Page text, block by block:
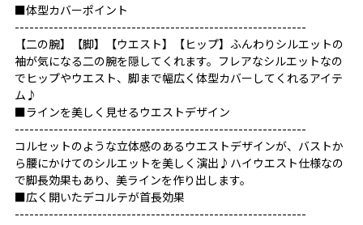
■体型カバーポイント
------------------------------------------------------------
【二の腕】【脚】【ウエスト】【ヒップ】ふんわりシルエットの
袖が気になる二の腕を隠してくれます。フレアなシルエットなの
でヒップやウエスト、脚まで幅広く体型カバーしてくれるアイテ
ム♪
■ラインを美しく見せるウエストデザイン
------------------------------------------------------------
コルセットのような立体感のあるウエストデザインが、バストか
ら腰にかけてのシルエットを美しく演出♪ハイウエスト仕様なの
で脚長効果もあり、美ラインを作り出します。
■広く開いたデコルテが首長効果
------------------------------------------------------------